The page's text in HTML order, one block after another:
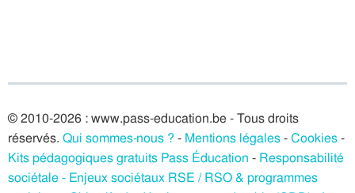
© 2010-2026 : www.pass-education.be - Tous droits
réservés. Qui sommes-nous ? - Mentions légales-Cookies-
Kits pédagogiques gratuits Pass Éducation - Responsabilité
sociétale - Enjeux sociétaux RSE / RSO & programmes